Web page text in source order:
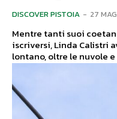
DISCOVER PISTOIA - 27
Mentre tanti suoi
iscriversi, Linda Calistri
lontano, oltre le nuvole